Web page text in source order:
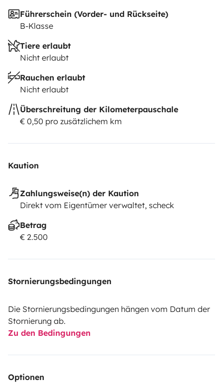
Führerschein (Vorder- und Rückseite)
B-Klasse
Tiere erlaubt
Nicht erlaubt
Rauchen erlaubt
Nicht erlaubt
Überschreitung der Kilometerpauschale
€ 0,50 pro zusätzlichem km
Kaution
Zahlungsweise(n) der Kaution
Direkt vom Eigentümer verwaltet, scheck
Betrag
€ 2.500
Stornierungsbedingungen
Die Stornierungsbedingungen hängen vom Datum der
Stornierung ab.
Zu den Bedingungen
Optionen